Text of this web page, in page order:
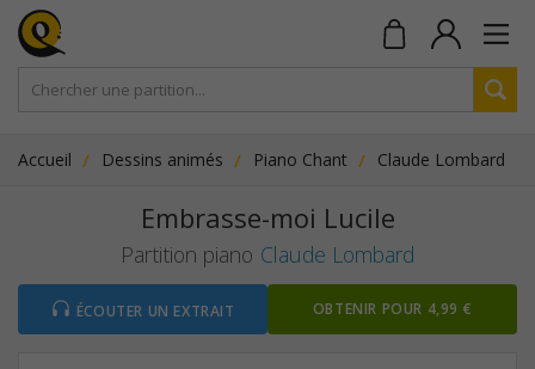
Accueil Dessins animés Piano Chant Claude Lombard
Embrasse-moi Lucile
Partition piano Claude Lombard
ÉCOUTER UN EXTRAIT OBTENIR POUR 4,99 €